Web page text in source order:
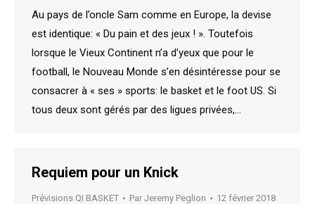
Au pays de l’oncle Sam comme en Europe, la devise
est identique: « Du pain et des jeux ! ». Toutefois
lorsque le Vieux Continent n’a d’yeux que pour le
football, le Nouveau Monde s’en désintéresse pour se
consacrer à « ses » sports: le basket et le foot US. Si
tous deux sont gérés par des ligues privées,…
Requiem pour un Knick
Prévisions QI BASKET Par Jeremy Peglion 12 février 2018